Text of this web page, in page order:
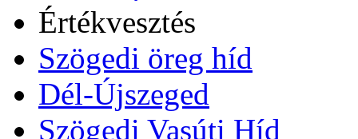
Értékvesztés
Szögedi öreg híd
Dél-Újszeged
Szögedi Vasúti Híd